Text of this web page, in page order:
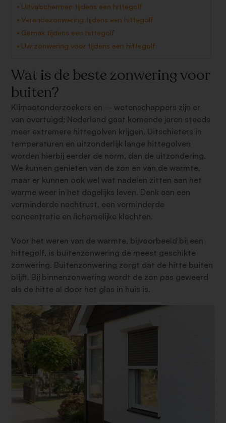
Uitvalschermen tijdens een hittegolf
Verandazonwering tijdens een hittegolf
Gemak tijdens een hittegolf
Uw zonwering voor tijdens een hittegolf
Wat is de beste zonwering voor
buiten?
Klimaatonderzoekers en – wetenschappers zijn er
van overtuigd; Nederland gaat komende jaren steeds
meer extremere hittegolven krijgen. Uitschieters in
temperaturen en uitzonderlijk lange hittegolven
worden hierbij eerder de norm, dan de uitzondering.
We kunnen genieten van de zon en van de warmte,
maar er kunnen ook wel wat nadelen zitten aan het
warme weer in het dagelijks leven. Denk aan een
verminderde nachtrust, een verminderde
concentratie en lichamelijke klachten.
Voor het weren van de warmte, bijvoorbeeld bij een
hittegolf, is buitenzonwering de meest geschikte
zonwering. Buitenzonwering zorgt dat de hitte buiten
blijft. Bij binnenzonwering wordt de zon pas geweerd
als de hitte al door het glas in huis is.